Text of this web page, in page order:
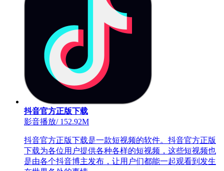
抖音官方正版下载
影音播放/152.92M
抖音官方正版下载是一款短视频的软件。抖音官方正版
下载为各位用户提供各种各样的短视频，这些短视频也
是由各个抖音博主发布，让用户们都能一起观看到发生